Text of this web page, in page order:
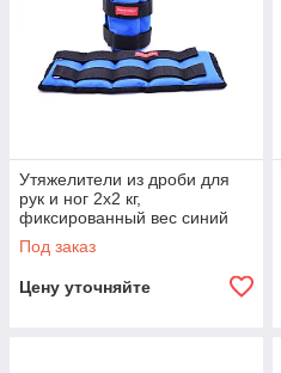
Утяжелители из дроби для
рук и ног 2х2 кг,
фиксированный вес синий
Под заказ
Цену уточняйте